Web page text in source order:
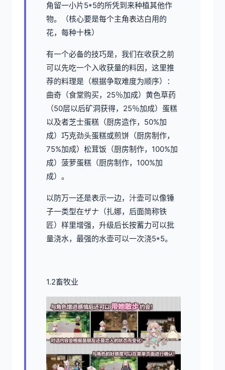
角留一小片5*5的所凭到来种植其他作
物。（核心要是每个主角表达白用的
花，每种十株）
有一个必备的技巧是，我们在收获之前
可以先吃一个入收获量的料因，这里推
荐的料理是（根据争取难度为顺序）：
曲奇（食堂购买，25％加成）黄色草药
（50层以后矿洞获得，25％加成）蛋糕
以及者芝士蛋糕（厨房造作，50%加
成）巧克劲头蛋糕或煎饼（厨房制作，
75%加成）松茸饭（厨房制作，100%加
成）菠萝蛋糕（厨房制作，100%加
成）。
以防万一还是表示一边，汁壶可以像锤
子一类型在ザナ（扎娜，后面简称铁
匠）样里增强，升级后长按蓄力可以批
量浇水，最强的水壶可以一次浇5*5。
1.2畜牧业